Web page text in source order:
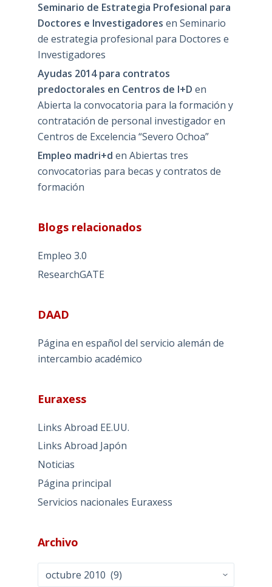
Seminario de Estrategia Profesional para
Doctores e Investigadores en Seminario
de estrategia profesional para Doctores e
Investigadores
Ayudas 2014 para contratos
predoctorales en Centros de I+D en
Abierta la convocatoria para la formación y
contratación de personal investigador en
Centros de Excelencia “Severo Ochoa”
Empleo madri+d en Abiertas tres
convocatorias para becas y contratos de
formación
Blogs relacionados
Empleo 3.0
ResearchGATE
DAAD
Página en español del servicio alemán de
intercambio académico
Euraxess
Links Abroad EE.UU.
Links Abroad Japón
Noticias
Página principal
Servicios nacionales Euraxess
Archivo
Archivo